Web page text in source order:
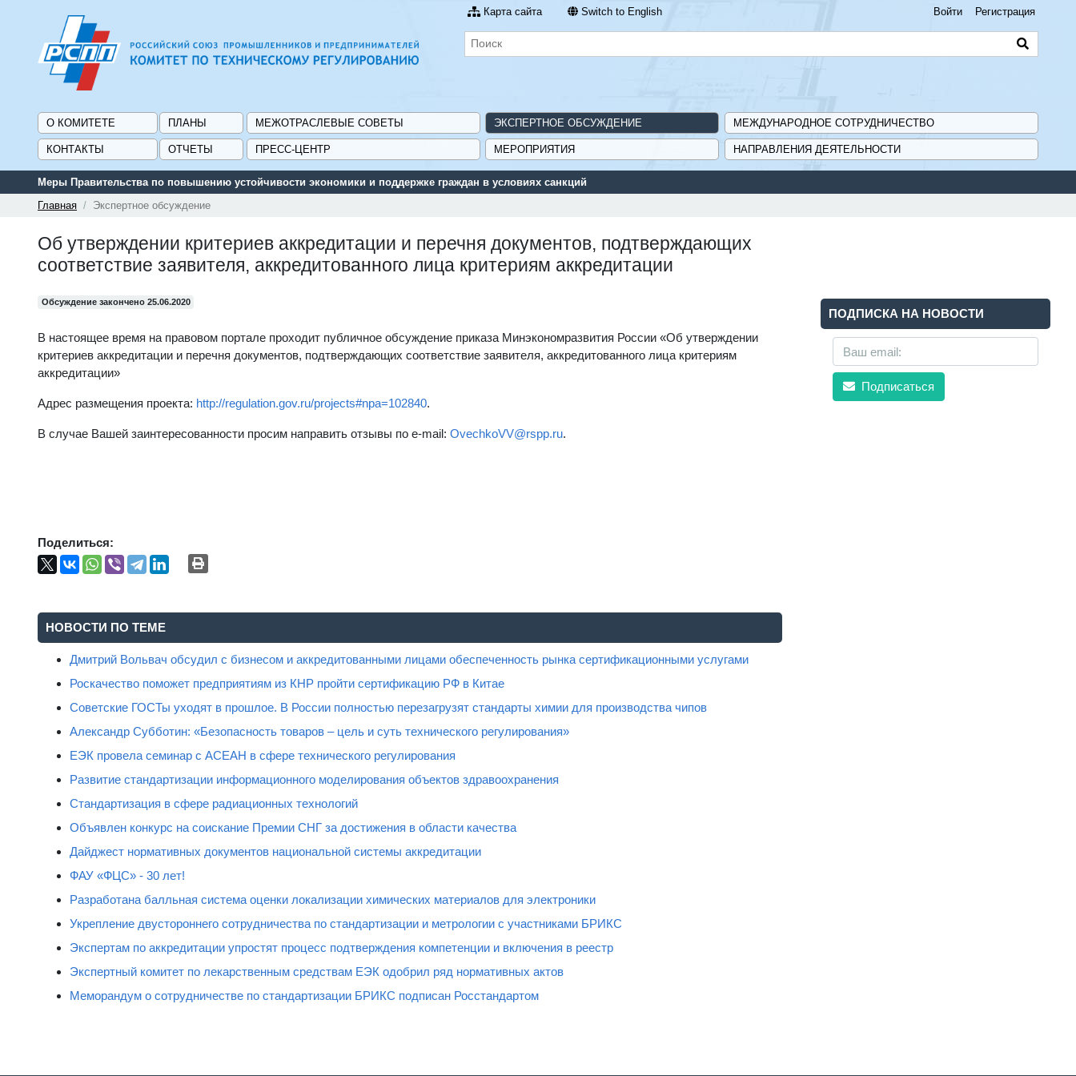
Карта сайта Switch to English Войти Регистрация
О КОМИТЕТЕ ПЛАНЫ МЕЖОТРАСЛЕВЫЕ СОВЕТЫ ЭКСПЕРТНОЕ ОБСУЖДЕНИЕ МЕЖДУНАРОДНОЕ СОТРУДНИЧЕСТВО
КОНТАКТЫ ОТЧЕТЫ ПРЕСС-ЦЕНТР МЕРОПРИЯТИЯ НАПРАВЛЕНИЯ ДЕЯТЕЛЬНОСТИ
Меры Правительства по повышению устойчивости экономики и поддержке граждан в условиях санкций
Главная
Экспертное обсуждение
Об утверждении критериев аккредитации и перечня документов, подтверждающих
соответствие заявителя, аккредитованного лица критериям аккредитации
Обсуждение закончено 25.06.2020
В настоящее время на правовом портале проходит публичное обсуждение приказа Минэкономразвития России «Об утверждении
критериев аккредитации и перечня документов, подтверждающих соответствие заявителя, аккредитованного лица критериям
аккредитации»
Адрес размещения проекта: http://regulation.gov.ru/projects#npa=102840.
В случае Вашей заинтересованности просим направить отзывы по e-mail: OvechkoVV@rspp.ru.
Поделиться:
НОВОСТИ ПО ТЕМЕ
Дмитрий Вольвач обсудил с бизнесом и аккредитованными лицами обеспеченность рынка сертификационными услугами
Роскачество поможет предприятиям из КНР пройти сертификацию РФ в Китае
Советские ГОСТы уходят в прошлое. В России полностью перезагрузят стандарты химии для производства чипов
Александр Субботин: «Безопасность товаров – цель и суть технического регулирования»
ЕЭК провела семинар с АСЕАН в сфере технического регулирования
Развитие стандартизации информационного моделирования объектов здравоохранения
Стандартизация в сфере радиационных технологий
Объявлен конкурс на соискание Премии СНГ за достижения в области качества
Дайджест нормативных документов национальной системы аккредитации
ФАУ «ФЦС» - 30 лет!
Разработана балльная система оценки локализации химических материалов для электроники
Укрепление двустороннего сотрудничества по стандартизации и метрологии с участниками БРИКС
Экспертам по аккредитации упростят процесс подтверждения компетенции и включения в реестр
Экспертный комитет по лекарственным средствам ЕЭК одобрил ряд нормативных актов
Меморандум о сотрудничестве по стандартизации БРИКС подписан Росстандартом
ПОДПИСКА НА НОВОСТИ
Подписаться